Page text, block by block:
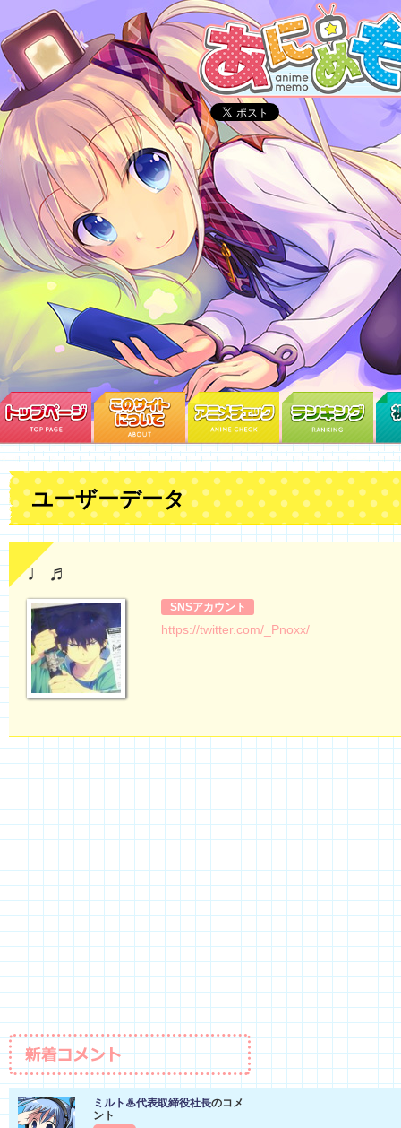
ユーザーデータ
♩♬
SNSアカウント
https://twitter.com/_Pnoxx/
ミルト♨代表取締役社長のコメ
ント